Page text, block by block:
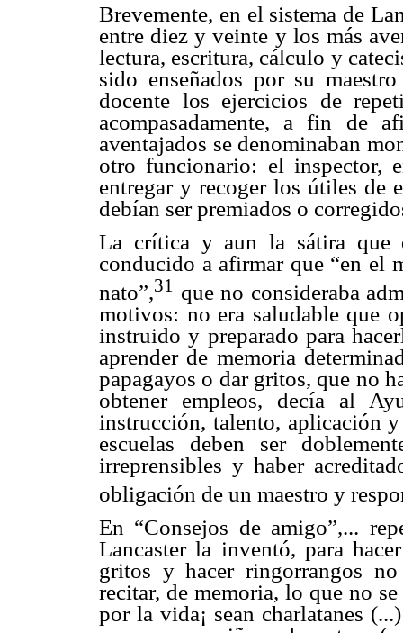
Brevemente, en el sistema de
entre diez y veinte y los más
lectura, escritura, cálculo y
sido enseñados por su
docente los ejercicios de
acompasadamente, a fin de
aventajados se denominaban
otro funcionario: el inspector,
entregar y recoger los útiles de
debían ser premiados o
La crítica y aun la sátira que
conducido a afirmar que “en el
nato”,31 que no consideraba
motivos: no era saludable que
instruido y preparado para
aprender de memoria
papagayos o dar gritos, que no
obtener empleos, decía al
instrucción, talento, aplicación
escuelas deben ser
irreprensibles y haber
obligación de un maestro y
En “Consejos de amigo”,...
Lancaster la inventó, para
gritos y hacer ringorrangos
recitar, de memoria, lo que no
por la vida¡ sean charlatanes